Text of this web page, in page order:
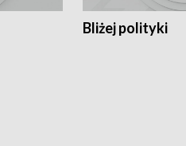
Bliżej polityki